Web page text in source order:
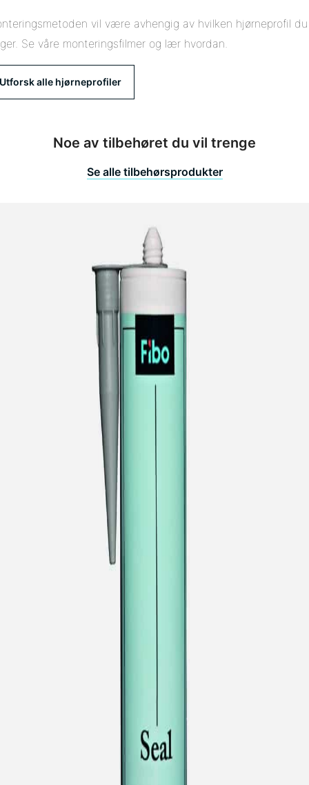
vil være avhengig av hvilken hjørneprofil du
Se våre monteringsfilmer og lær hvordan.
Utforsk alle hjørneprofiler
Noe av tilbehøret du vil trenge
Se alle tilbehørsprodukter